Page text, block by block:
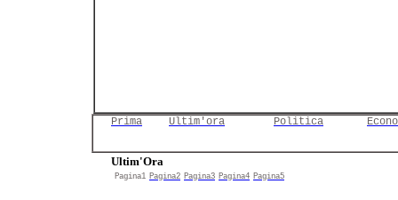
Prima Ultim'ora Politica
Ultim'Ora
Pagina1 Pagina2 Pagina3 Pagina4 Pagina5